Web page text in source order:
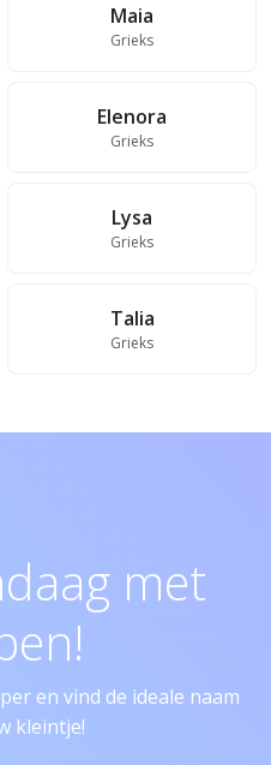
Maia
Grieks
Elenora
Grieks
Lysa
Grieks
Talia
Grieks
met
en vind de ideale naam
kleintje!